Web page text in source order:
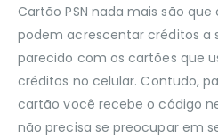
Cartão PSN nada mais são
podem acrescentar créditos a
parecido com os cartões que
créditos no celular. Contudo,
cartão você recebe o código
não precisa se preocupar em